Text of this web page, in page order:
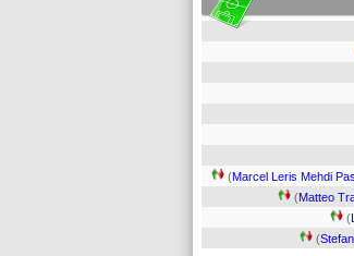
(Marcel Leris Mehdi
(Matteo
(
(